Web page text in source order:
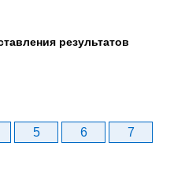
результатов
5 6
7